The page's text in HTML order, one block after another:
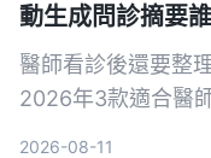
動生成問診摘要
醫師看診後還要整
2026年3款適合醫
2026-08-11